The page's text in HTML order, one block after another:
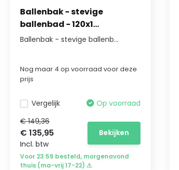
Ballenbak - stevige
ballenbad - 120x1...
Ballenbak - stevige ballenb...
Nog maar 4 op voorraad voor deze
prijs
Vergelijk
Op voorraad
€ 149,36
€ 135,95
Incl. btw
Bekijken
Voor 23:59 besteld, morgenavond
thuis (ma-vrij 17-22) ⚠